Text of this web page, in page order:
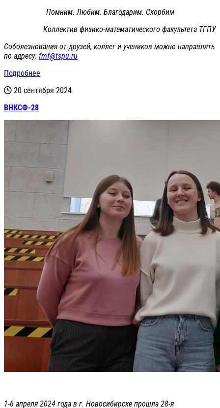
Помним. Любим. Благодарим. Скорбим
Коллектив физико-математического факультета ТГПУ
Соболезнования от друзей, коллег и учеников можно направлять
по адресу: fmf@tspu.ru
Подробнее
20 сентября 2024
ВНКСФ-28
1-6 апреля 2024 года в г. Новосибирске прошла 28-я